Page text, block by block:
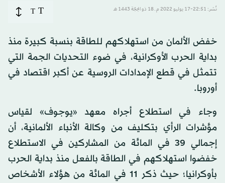
نُشر: 22:51-17 يوليو 2022 م ـ 18 ذو الحِجّة 1443 هـ T
T
خفض الألمان من استهلاكهم للطاقة بنسبة كبيرة منذ
بداية الحرب الأوكرانية، في ضوء التحديات الجمة التي
تتمثل في قطع الإمدادات الروسية عن أكبر اقتصاد في
أوروبا.
وجاء في استطلاع أجراه معهد «يوجوف» لقياس
مؤشرات الرأي بتكليف من وكالة الأنباء الألمانية، أن
إجمالي 39 في المائة من المشاركين في الاستطلاع
خفضوا استهلاكهم في الطاقة بالفعل منذ بداية الحرب
بأوكرانيا؛ حيث ذكر 11 في المائة من هؤلاء الأشخاص